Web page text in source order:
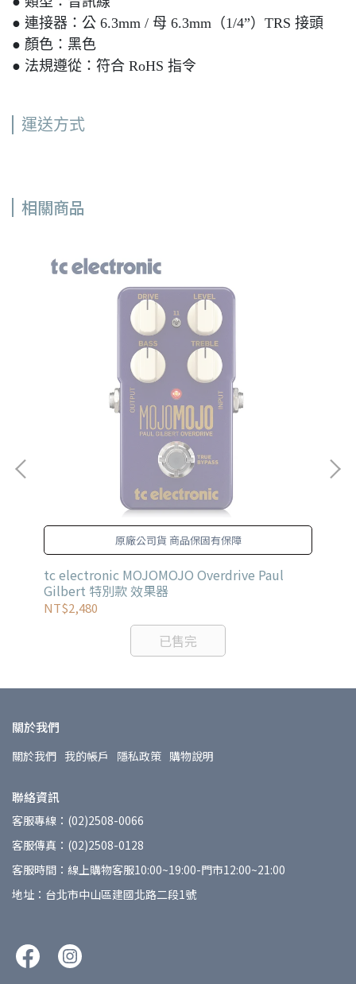
● 連接器：公 6.3mm / 母 6.3mm（1/4”）TRS 接頭
● 顏色：黑色
● 法規遵從：符合 RoHS 指令
運送方式
相關商品
原廠公司貨 商品保固有保障
tc electronic MOJOMOJO Overdrive Paul
Gilbert 特別款 效果器
NT$2,480
已售完
關於我們
關於我們 我的帳戶 隱私政策 購物說明
聯絡資訊
客服專線：(02)2508-0066
客服傳真：(02)2508-0128
客服時間：線上購物客服10:00~19:00-門市12:00~21:00
地址：台北市中山區建國北路二段1號